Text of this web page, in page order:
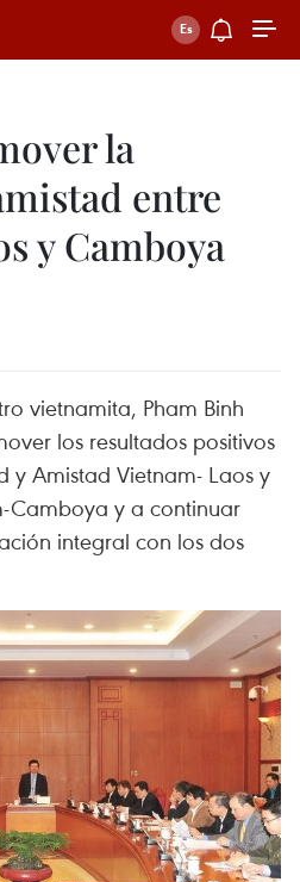
la
entre
y Camboya
vietnamita, Pham Binh
los resultados positivos
y Amistad Vietnam- Laos y
Camboya y a continuar
integral con los dos